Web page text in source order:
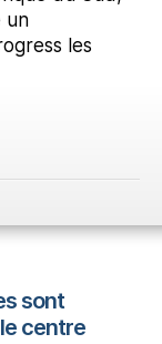
un
les
sont
centre